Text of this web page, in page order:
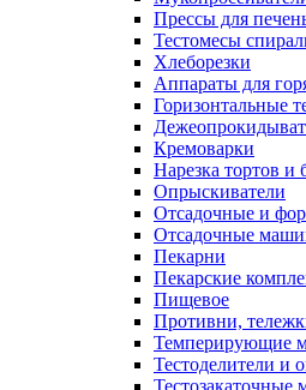
Прессы для
Тестомесы
Хлеборезки
Аппараты для
Горизонтальные
Кремоварки
Нарезка тортов и
Опрыскиватели
Отсадочные и
Отсадочные
Пекарни
Пекарские
Пищевое
Противни,
Темперирующие
Тестоделители и